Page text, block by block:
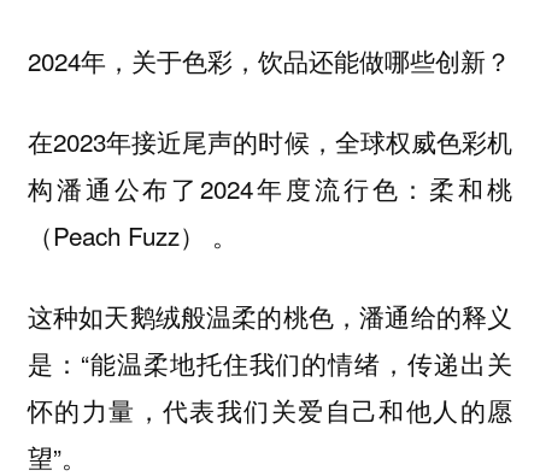
2024年，关于色彩，饮品还能做哪些创新？
在2023年接近尾声的时候，全球权威色彩机
构潘通公布了2024年度流行色： 柔和桃
（Peach Fuzz） 。
这种如天鹅绒般温柔的桃色，潘通给的释义
是：“能温柔地托住我们的情绪，传递出关
怀的力量，代表我们关爱自己和他人的愿
望”。